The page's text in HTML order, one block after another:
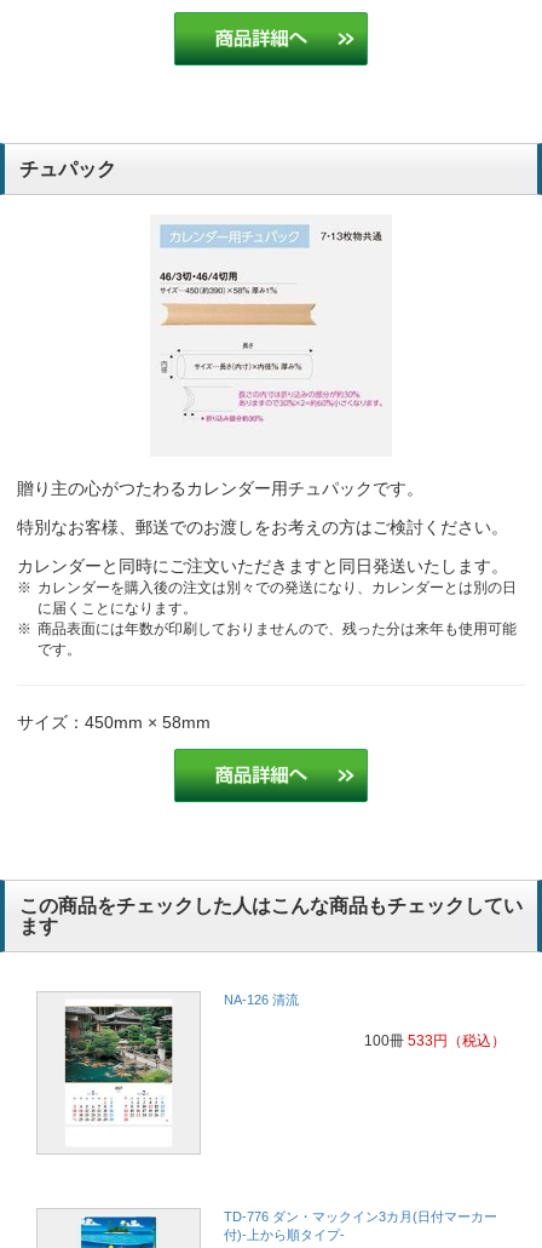
チュパック
贈り主の心がつたわるカレンダー用チュパックです。
特別なお客様、郵送でのお渡しをお考えの方はご検討ください。
カレンダーと同時にご注文いただきますと同日発送いたします。
カレンダーを購入後の注文は別々での発送になり、カレンダーとは別の日
に届くことになります。
商品表面には年数が印刷しておりませんので、残った分は来年も使用可能
です。
サイズ：450mm × 58mm
この商品をチェックした人はこんな商品もチェックしてい
ます
NA-126 清流
100冊 533円 （税込）
TD-776 ダン・マックイン3カ月(日付マーカー
付)-上から順タイプ-